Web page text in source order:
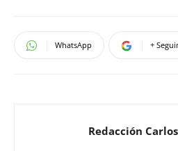
WhatsApp +
Redacción